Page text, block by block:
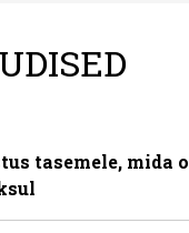
tasemele, mida